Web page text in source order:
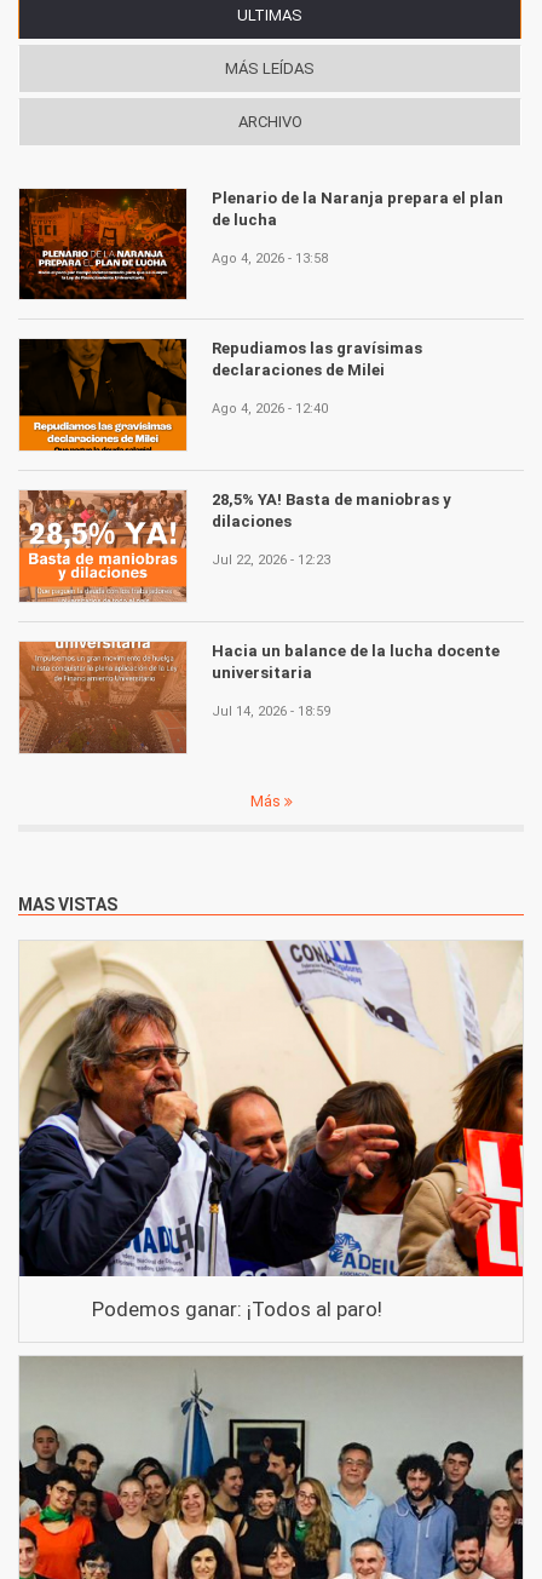
ULTIMAS
MÁS LEÍDAS
ARCHIVO
Plenario de la Naranja prepara el plan
de lucha
Ago 4, 2026 - 13:58
Repudiamos las gravísimas
declaraciones de Milei
Ago 4, 2026 - 12:40
28,5% YA! Basta de maniobras y
dilaciones
Jul 22, 2026 - 12:23
Hacia un balance de la lucha docente
universitaria
Jul 14, 2026 - 18:59
Más
MAS VISTAS
Podemos ganar: ¡Todos al paro!